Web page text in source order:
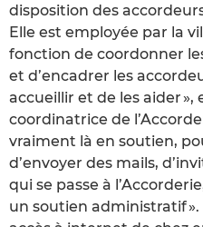
disposition des
Elle est employée par la
fonction de coordonner
et d’encadrer les
accueillir et de les aider »,
coordinatrice de
vraiment là en soutien,
d’envoyer des mails,
qui se passe à
un soutien administratif ».